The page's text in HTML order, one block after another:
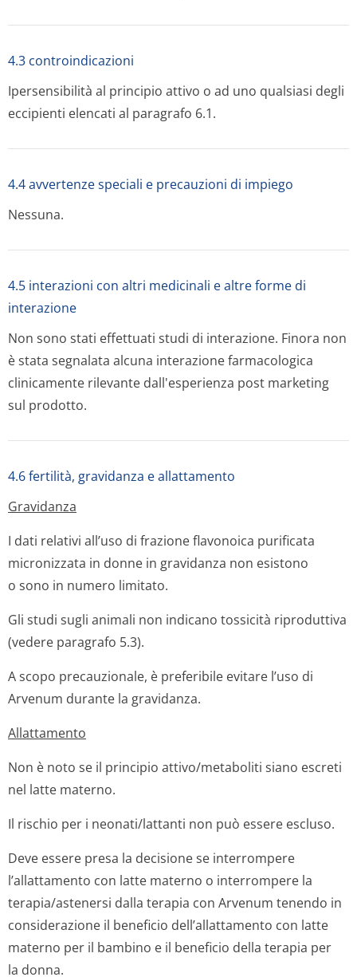
4.3 controindicazioni
Ipersensibilità al principio attivo o ad uno qualsiasi degli
eccipienti elencati al paragrafo 6.1.
4.4 avvertenze speciali e precauzioni di impiego
Nessuna.
4.5 interazioni con altri medicinali e altre forme di
interazione
Non sono stati effettuati studi di interazione. Finora non
è stata segnalata alcuna interazione farmacologica
clinicamente rilevante dall'esperienza post marketing
sul prodotto.
4.6 fertilità, gravidanza e allattamento
Gravidanza
I dati relativi all’uso di frazione flavonoica purificata
micronizzata in donne in gravidanza non esistono
o sono in numero limitato.
Gli studi sugli animali non indicano tossicità riproduttiva
(vedere paragrafo 5.3).
A scopo precauzionale, è preferibile evitare l’uso di
Arvenum durante la gravidanza.
Allattamento
Non è noto se il principio attivo/metaboliti siano escreti
nel latte materno.
Il rischio per i neonati/lattanti non può essere escluso.
Deve essere presa la decisione se interrompere
l’allattamento con latte materno o interrompere la
terapia/astenersi dalla terapia con Arvenum tenendo in
considerazione il beneficio dell’allattamento con latte
materno per il bambino e il beneficio della terapia per
la donna.